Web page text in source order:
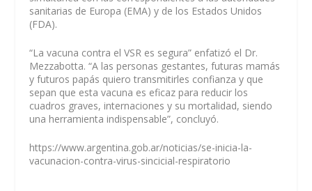
sanitarias de Europa (EMA) y de los Estados Unidos
(FDA).
“La vacuna contra el VSR es segura” enfatizó el Dr.
Mezzabotta. “A las personas gestantes, futuras mamás
y futuros papás quiero transmitirles confianza y que
sepan que esta vacuna es eficaz para reducir los
cuadros graves, internaciones y su mortalidad, siendo
una herramienta indispensable”, concluyó.
https://www.argentina.gob.ar/noticias/se-inicia-la-
vacunacion-contra-virus-sincicial-respiratorio